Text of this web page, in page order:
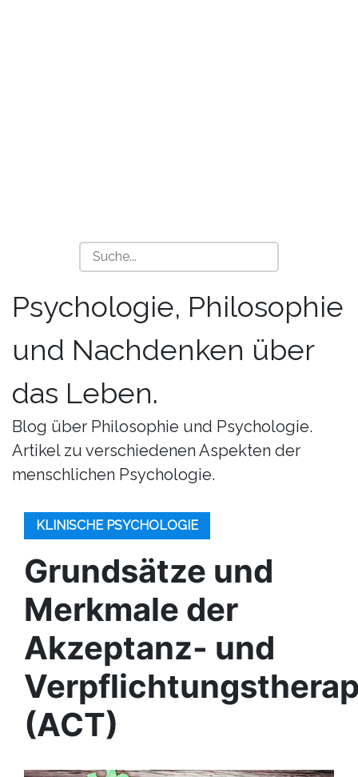
Psychologie, Philosophie
und Nachdenken über
das Leben.
Blog über Philosophie und Psychologie.
Artikel zu verschiedenen Aspekten der
menschlichen Psychologie.
KLINISCHE PSYCHOLOGIE
Grundsätze und
Merkmale der
Akzeptanz- und
(ACT)